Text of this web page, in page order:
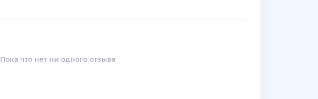
Пока что нет ни одного отзыва